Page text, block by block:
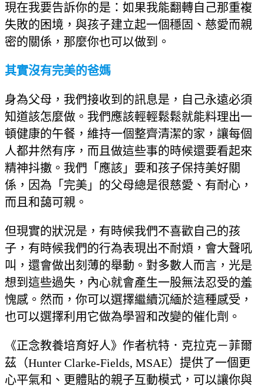
現在我要告訴你的是：如果我能翻轉自己那重複
失敗的困境，與孩子建立起一個穩固、慈愛而親
密的關係，那麼你也可以做到。
其實沒有完美的爸媽
身為父母，我們接收到的訊息是，自己永遠必須
知道該怎麼做。我們應該輕輕鬆鬆就能料理出一
頓健康的午餐，維持一個整齊清潔的家，讓每個
人都井然有序，而且做這些事的時候還要看起來
精神抖擻。我們「應該」要和孩子保持美好關
係，因為「完美」的父母總是很慈愛、有耐心，
而且和藹可親。
但現實的狀況是，有時候我們不喜歡自己的孩
子，有時候我們的行為表現出不耐煩，會大聲吼
叫，還會做出刻薄的舉動。對多數人而言，光是
想到這些過失，內心就會產生一股無法忍受的羞
愧感。然而，你可以選擇繼續沉緬於這種感受，
也可以選擇利用它做為學習和改變的催化劑。
《正念教養培育好人》作者杭特．克拉克－菲爾
茲（Hunter Clarke-Fields, MSAE）提供了一個更
心平氣和、更體貼的親子互動模式，可以讓你與